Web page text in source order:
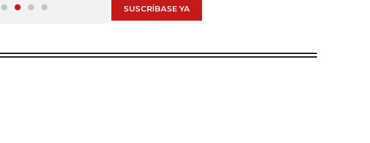
SUSCRÍBASE YA